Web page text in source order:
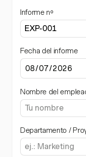
Informe nº
Fecha del informe
Nombre del
Departamento /